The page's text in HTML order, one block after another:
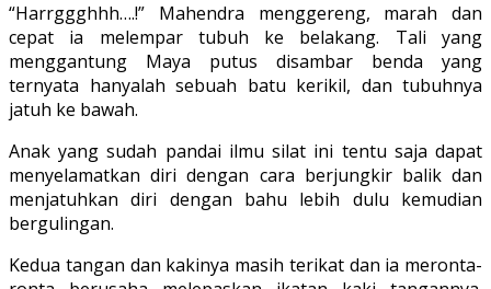
“Harrggghhh….!” Mahendra menggereng, marah dan
cepat ia melempar tubuh ke belakang. Tali yang
menggantung Maya putus disambar benda yang
ternyata hanyalah sebuah batu kerikil, dan tubuhnya
jatuh ke bawah.
Anak yang sudah pandai ilmu silat ini tentu saja dapat
menyelamatkan diri dengan cara berjungkir balik dan
menjatuhkan diri dengan bahu lebih dulu kemudian
bergulingan.
Kedua tangan dan kakinya masih terikat dan ia meronta-